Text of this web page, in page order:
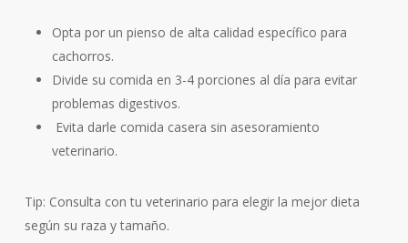
Opta por un pienso de alta calidad específico para
cachorros.
Divide su comida en 3-4 porciones al día para evitar
problemas digestivos.
Evita darle comida casera sin asesoramiento
veterinario.
Tip: Consulta con tu veterinario para elegir la mejor dieta
según su raza y tamaño.